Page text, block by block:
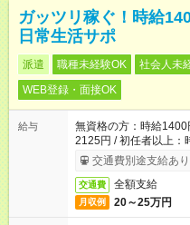
ガッツリ稼ぐ！時給
日常生活サポ
派遣 職種未経験OK 社会人未
WEB登録・面接OK
給与
無資格の方：時給
2125円 / 初任者以上：
交通費別途支給あり
交通費 全額支給
月収例 20～25万円